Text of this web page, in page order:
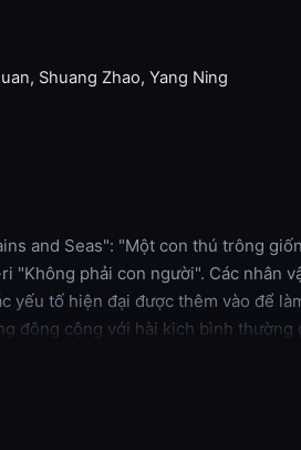
, Shuang Zhao, Yang Ning
and Seas": "Một con thú trông
"Không phải con người". Các nhân
yếu tố hiện đại được thêm vào để
động cộng với hài kịch bình